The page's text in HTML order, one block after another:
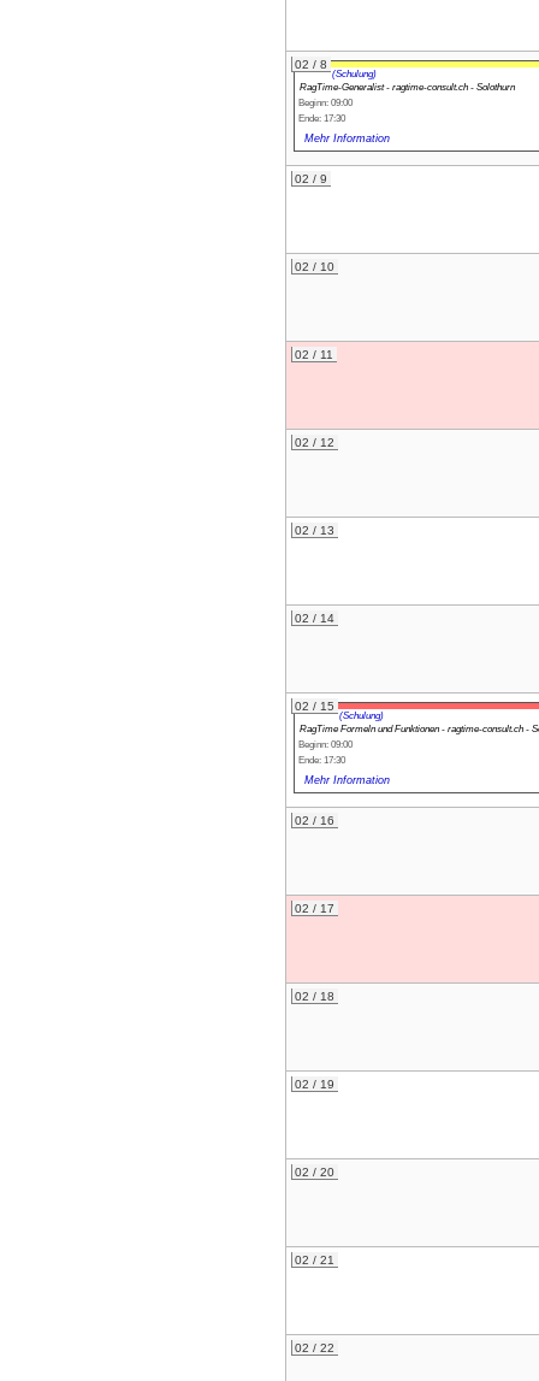
02 / 8
(Schulung)
RagTime-Generalist - ragtime-consult.ch - Solothurn
Beginn: 09:00
Ende: 17:30
Mehr Information
02 / 9
02 / 10
02 / 11
02 / 12
02 / 13
02 / 14
02 / 15
(Schulung)
RagTime Formeln und Funktionen - ragtime-consult.ch -
Beginn: 09:00
Ende: 17:30
Mehr Information
02 / 16
02 / 17
02 / 18
02 / 19
02 / 20
02 / 21
02 / 22